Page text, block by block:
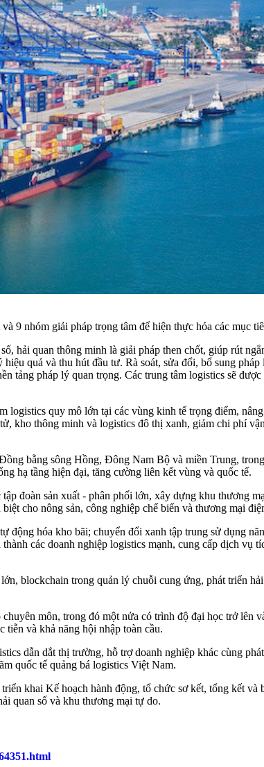
9 nhóm giải pháp trọng tâm để hiện thực hóa các mục
hải quan thông minh là giải pháp then chốt, giúp rút
quả và thu hút đầu tư. Rà soát, sửa đổi, bổ sung
tảng pháp lý quan trọng. Các trung tâm logistics sẽ
quy mô lớn tại các vùng kinh tế trọng điểm,
kho thông minh và logistics đô thị xanh, giảm chi phí
bằng sông Hồng, Đông Nam Bộ và miền Trung,
hạ tầng hiện đại, tăng cường liên kết vùng và quốc tế.
đoàn sản xuất - phân phối lớn, xây dựng khu thương
cho nông sản, công nghiệp chế biến và thương mại
động hóa kho bãi; chuyển đổi xanh tập trung sử dụng
các doanh nghiệp logistics mạnh, cung cấp dịch vụ
blockchain trong quản lý chuỗi cung ứng, phát triển
môn, trong đó một nửa có trình độ đại học trở lên
tiễn và khả năng hội nhập toàn cầu.
dẫn dắt thị trường, hỗ trợ doanh nghiệp khác cùng
quốc tế quảng bá logistics Việt Nam.
khai Kế hoạch hành động, tổ chức sơ kết, tổng kết và
quan số và khu thương mại tự do.